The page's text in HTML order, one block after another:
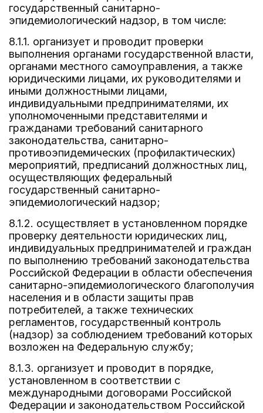
государственный санитарно-
эпидемиологический надзор, в том числе:
8.1.1. организует и проводит проверки
выполнения органами государственной власти,
органами местного самоуправления, а также
юридическими лицами, их руководителями и
иными должностными лицами,
индивидуальными предпринимателями, их
уполномоченными представителями и
гражданами требований санитарного
законодательства, санитарно-
противоэпидемических (профилактических)
мероприятий, предписаний должностных лиц,
осуществляющих федеральный
государственный санитарно-
эпидемиологический надзор;
8.1.2. осуществляет в установленном порядке
проверку деятельности юридических лиц,
индивидуальных предпринимателей и граждан
по выполнению требований законодательства
Российской Федерации в области обеспечения
санитарно-эпидемиологического благополучия
населения и в области защиты прав
потребителей, а также технических
регламентов, государственный контроль
(надзор) за соблюдением требований которых
возложен на Федеральную службу;
8.1.3. организует и проводит в порядке,
установленном в соответствии с
международными договорами Российской
Федерации и законодательством Российской